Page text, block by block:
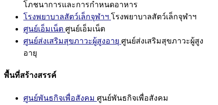
โภชนาการและการกำหนดอาหาร
โรงพยาบาลสัตว์เล็กจุฬาฯ โรงพยาบาลสัตว์เล็กจุฬาฯ
ศูนย์เอ็มเน็ต ศูนย์เอ็มเน็ต
ศูนย์ส่งเสริมสุขภาวะผู้สูงอายุ ศูนย์ส่งเสริมสุขภาวะผู้สูง
อายุ
พื้นที่สร้างสรรค์
ศูนย์พันธกิจเพื่อสังคม ศูนย์พันธกิจเพื่อสังคม